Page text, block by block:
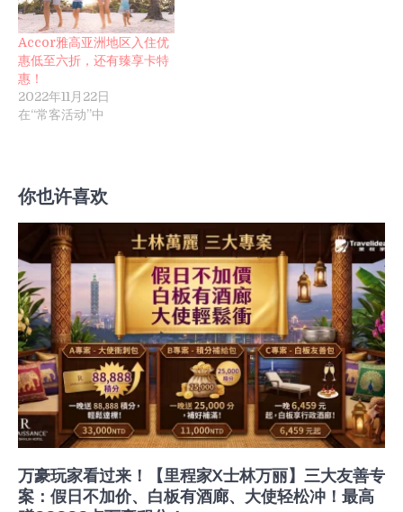
Accor雅高亚洲地区入住优
惠低至六折，还有臻享卡特
惠！
2022年11月22日
在“常客活动”中
你也许喜欢
万豪玩家看过来！【里程家X士林万丽】三大友善专
案：假日不加价、白板有酒廊、大使轻松冲！最高